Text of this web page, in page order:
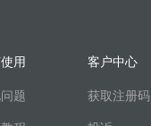
用
题
客户中心
获取注册码